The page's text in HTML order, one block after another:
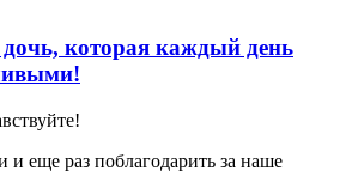
которая каждый день
и еще раз поблагодарить за наше